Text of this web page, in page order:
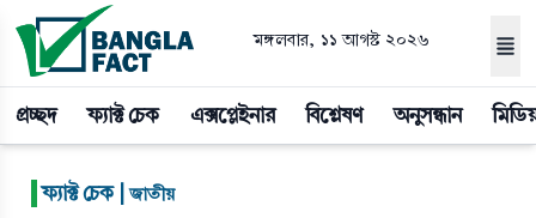
মঙ্গলবার, ১১ আগস্ট ২০২৬
প্রচ্ছদ ফ্যাক্ট চেক এক্সপ্লেইনার বিশ্লেষণ অনুসন্ধান
ফ্যাক্ট চেক |জাতীয়